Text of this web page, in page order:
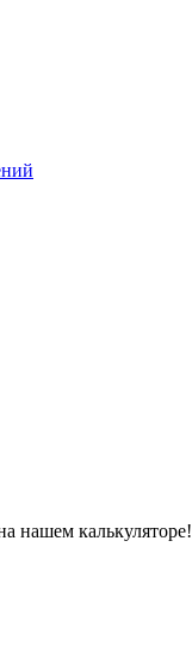
нашем калькуляторе!